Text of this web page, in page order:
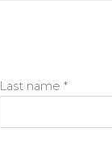
Last name *